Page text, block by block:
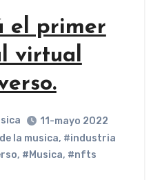
el primer
virtual
11-mayo 2022
la musica, #industria
, #Musica, #nfts